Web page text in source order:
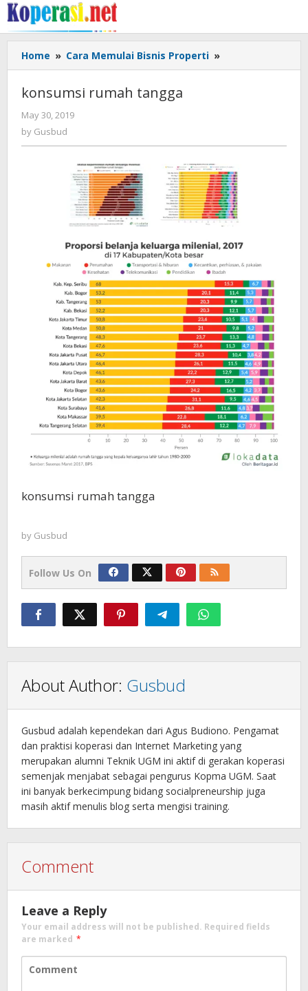
Skip
to
content
Home » Cara Memulai Bisnis Properti »
rumah
konsumsi rumah tangga
May 30, 2019
by Gusbud
konsumsi rumah tangga
by Gusbud
Follow Us On
About Author: Gusbud
Gusbud adalah kependekan dari Agus Budiono. Pengamat
dan praktisi koperasi dan Internet Marketing yang
merupakan alumni Teknik UGM ini aktif di gerakan koperasi
semenjak menjabat sebagai pengurus Kopma UGM. Saat
ini banyak berkecimpung bidang socialpreneurship juga
masih aktif menulis blog serta mengisi training.
Comment
Leave a Reply
Your email address will not be published. Required fields
are marked *